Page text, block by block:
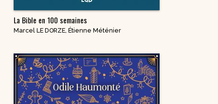
La Bible en 100 semaines
Marcel LE DORZE, Étienne Méténier